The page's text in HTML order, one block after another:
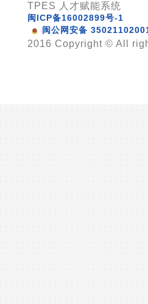
TPES 人才赋能系统
闽ICP备16002899号-1
闽公网安备
2016 Copyright © All